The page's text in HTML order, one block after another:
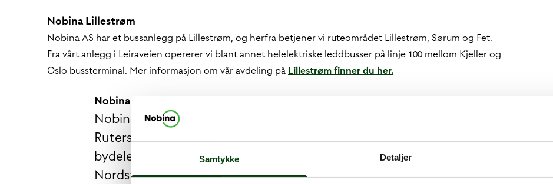
Samtykke Detaljer
Nobina Lillestrøm
Nobina AS har et bussanlegg på Lillestrøm, og herfra betjener vi ruteområdet Lillestrøm, Sørum og Fet.
Fra vårt anlegg i Leiraveien opererer vi blant annet helelektriske leddbusser på linje 100 mellom Kjeller og
Oslo bussterminal. Mer informasjon om vår avdeling på Lillestrøm finner du her.
Nobina Mortensrud
Nobina Mortensrud betjener busstjenester i
Ruters ruteområde 2 Oslo sørøst, med linjer i
bydelene Østensjø, Nordstrand og Søndre
Nordstrand. Vi betjener linjene 3N, 4N, 23, 24,